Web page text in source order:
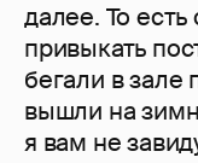
далее. То
привыкать
бегали в зале
вышли на
я вам не